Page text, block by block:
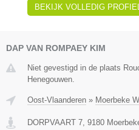
BEKIJK VOLLEDIG PROFIEL
DAP VAN ROMPAEY KIM
Niet gevestigd in de plaats
Henegouwen.
Oost-Vlaanderen » Moerbeke
DORPVAART 7 9180